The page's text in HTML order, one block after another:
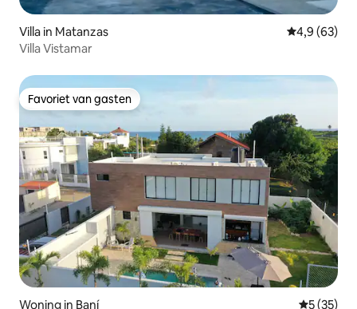
Villa in Matanzas Gemiddelde
4,9 (63)
Villa Vistamar
Favoriet van gasten
Favoriet van gasten
Woning in Baní 5 (35)